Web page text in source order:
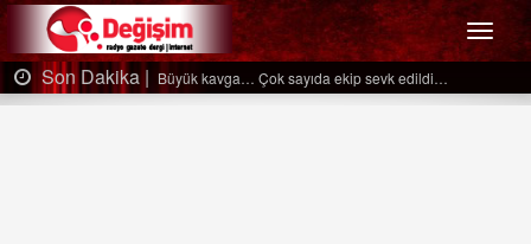
Menü
Son Dakika | Büyük kavga… Çok sayıda ekip sevk edildi…